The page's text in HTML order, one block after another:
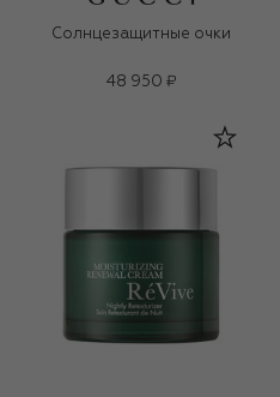
Солнцезащитные очки
48 950 ₽